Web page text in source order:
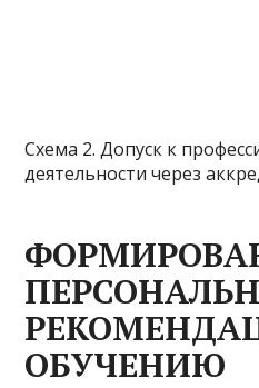
Схема 2. Допуск к
деятельности через
ОБУЧЕНИЮ